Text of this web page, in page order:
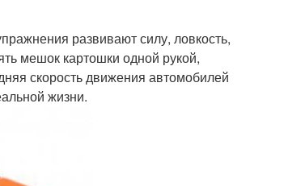
развивают силу, ловкость,
мешок картошки одной рукой,
скорость движения автомобилей
жизни.